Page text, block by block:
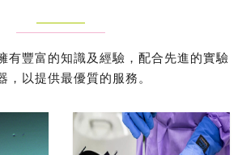
有豐富的知識及經驗，配合先進的實驗
，以提供最優質的服務。